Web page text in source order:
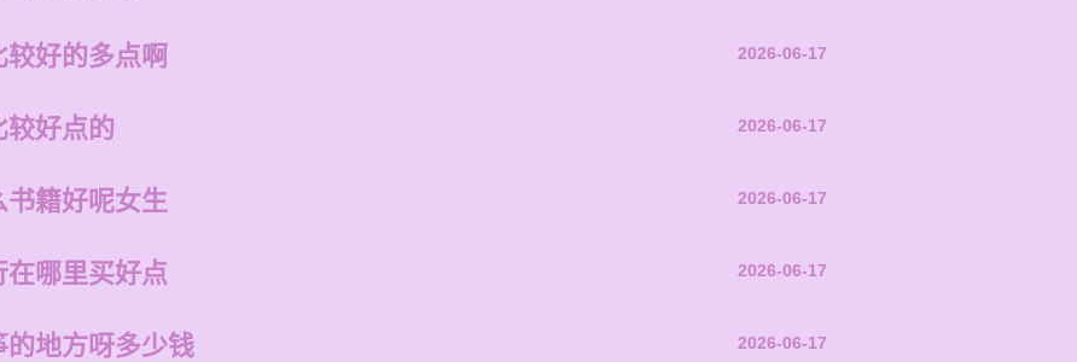
好的多点啊 2026-06-17
较好点的 2026-06-17
书籍好呢女生 2026-06-17
哪里买好点 2026-06-17
地方呀多少钱 2026-06-17